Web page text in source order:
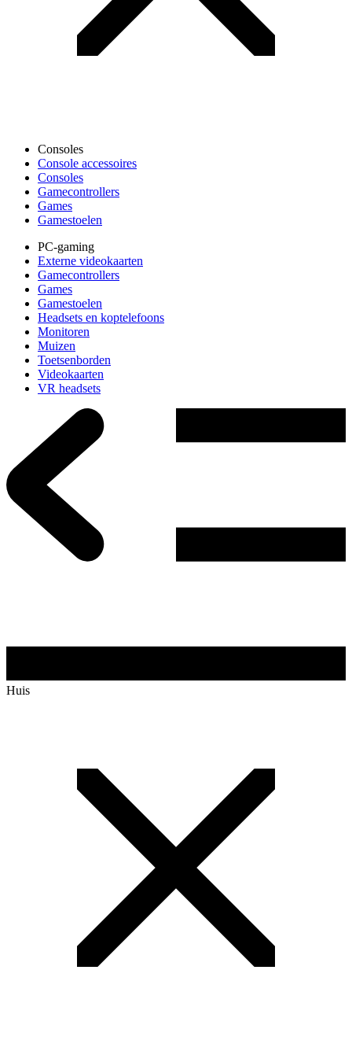
Consoles
Console accessoires
Consoles
Gamecontrollers
Games
Gamestoelen
PC-gaming
Externe videokaarten
Gamecontrollers
Games
Gamestoelen
Headsets en koptelefoons
Monitoren
Muizen
Toetsenborden
Videokaarten
VR headsets
Huis